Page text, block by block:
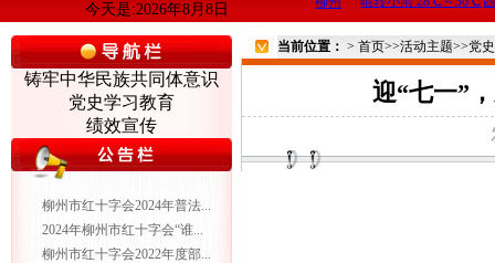
今天是:2026年8月8日
铸牢中华民族共同体意识
党史学习教育
绩效宣传
柳州市红十字会2024年普法...
2024年柳州市红十字会“谁...
柳州市红十字会2022年度部...
当前位置： > 首页>>活动主题>>党
迎“七一”